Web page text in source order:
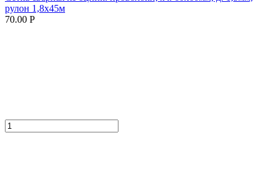
рулон 1,8х45м
70.00 Р